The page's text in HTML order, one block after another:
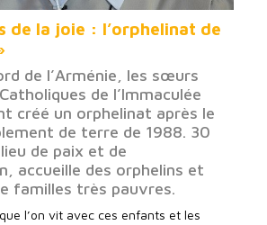
de la joie : l’orphelinat de
de l’Arménie, les sœurs
de l’Immaculée
créé un orphelinat après le
de terre de 1988. 30
de paix et de
accueille des orphelins et
familles très pauvres.
l’on vit avec ces enfants et les